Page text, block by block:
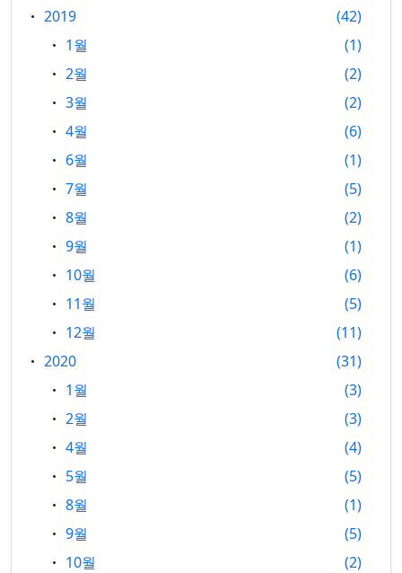
2019
42
1월
1
2월
2
3월
2
4월
6
6월
1
7월
5
8월
2
9월
1
10월
6
11월
5
12월
11
2020
31
1월
3
2월
3
4월
4
5월
5
8월
1
9월
5
10월
2